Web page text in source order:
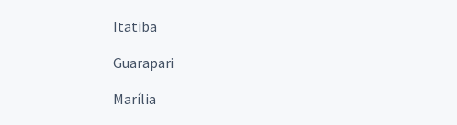
Itatiba
Guarapari
Marília